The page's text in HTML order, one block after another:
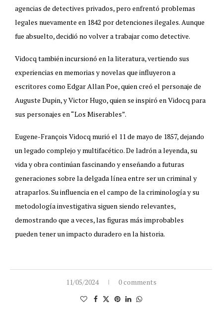
agencias de detectives privados, pero enfrentó problemas
legales nuevamente en 1842 por detenciones ilegales. Aunque
fue absuelto, decidió no volver a trabajar como detective.
Vidocq también incursionó en la literatura, vertiendo sus
experiencias en memorias y novelas que influyeron a
escritores como Edgar Allan Poe, quien creó el personaje de
Auguste Dupin, y Victor Hugo, quien se inspiró en Vidocq para
sus personajes en “Los Miserables”.
Eugene-François Vidocq murió el 11 de mayo de 1857, dejando
un legado complejo y multifacético. De ladrón a leyenda, su
vida y obra continúan fascinando y enseñando a futuras
generaciones sobre la delgada línea entre ser un criminal y
atraparlos. Su influencia en el campo de la criminología y su
metodología investigativa siguen siendo relevantes,
demostrando que a veces, las figuras más improbables
pueden tener un impacto duradero en la historia.
11/05/2024 0 comments